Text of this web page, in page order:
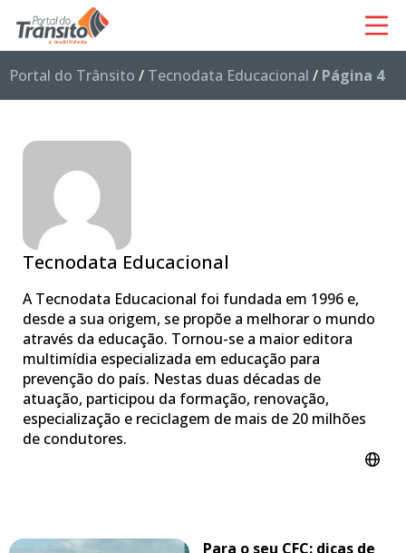
Portal do Trânsito / Tecnodata Educacional / Página 4
Tecnodata Educacional
A Tecnodata Educacional foi fundada em 1996 e,
desde a sua origem, se propõe a melhorar o mundo
através da educação. Tornou-se a maior editora
multimídia especializada em educação para
prevenção do país. Nestas duas décadas de
atuação, participou da formação, renovação,
especialização e reciclagem de mais de 20 milhões
de condutores.
Para o seu CFC: dicas de